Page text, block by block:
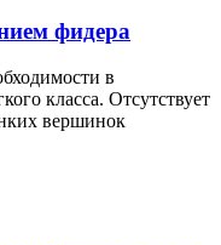
фидера
в
класса. Отсутствует
вершинок